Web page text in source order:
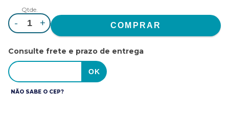
Qtde.
- +
Consulte frete e prazo de entrega
NÃO SABE O CEP?